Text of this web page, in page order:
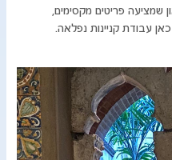
שמציעה פריטים מקסימים,
עבודת קניינות נפלאה.​